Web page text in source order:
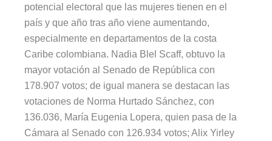
potencial electoral que las mujeres tienen en el
país y que año tras año viene aumentando,
especialmente en departamentos de la costa
Caribe colombiana. Nadia Blel Scaff, obtuvo la
mayor votación al Senado de República con
178.907 votos; de igual manera se destacan las
votaciones de Norma Hurtado Sánchez, con
136.036, María Eugenia Lopera, quien pasa de la
Cámara al Senado con 126.934 votos; Alix Yirley